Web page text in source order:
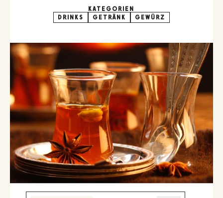
KATEGORIEN
DRINKS
GETRÄNK GEWÜRZ